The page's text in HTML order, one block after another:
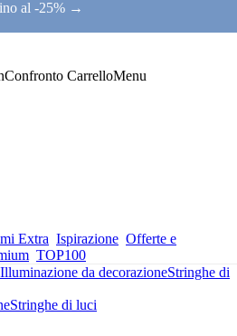
al -25% →
Confronto CarrelloMenu
Extra Ispirazione Offerte e
TOP100
Illuminazione da decorazioneStringhe di
Stringhe di luci